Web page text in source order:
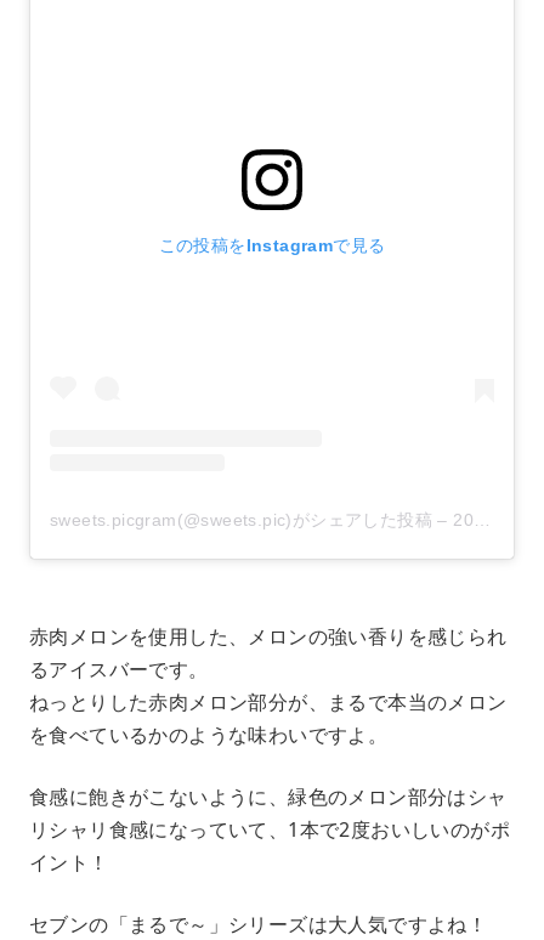
この投稿をInstagramで見る
sweets.picgram(@sweets.pic)がシェアした投稿 – 2020年 7月月1日午前6時08分PDT
赤肉メロンを使用した、メロンの強い香りを感じられ
るアイスバーです。
ねっとりした赤肉メロン部分が、まるで本当のメロン
を食べているかのような味わいですよ。
食感に飽きがこないように、緑色のメロン部分はシャ
リシャリ食感になっていて、1本で2度おいしいのがポ
イント！
セブンの「まるで～」シリーズは大人気ですよね！